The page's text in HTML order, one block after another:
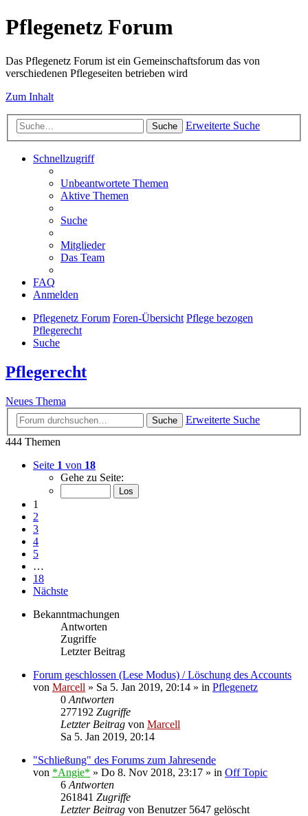
Pflegenetz Forum
Das Pflegenetz Forum ist ein Gemeinschaftsforum das von
verschiedenen Pflegeseiten betrieben wird
Zum Inhalt
Suche Erweiterte Suche
Schnellzugriff
Unbeantwortete Themen
Aktive Themen
Suche
Mitglieder
Das Team
FAQ
Anmelden
Pflegenetz Forum Foren-Übersicht Pflege bezogen
Pflegerecht
Suche
Pflegerecht
Neues Thema
Suche
Erweiterte Suche
444 Themen
Seite 1 von 18
Gehe zu Seite:
1
2
3
4
5
…
18
Nächste
Bekanntmachungen
Antworten
Zugriffe
Letzter Beitrag
Forum geschlossen (Lese Modus) / Löschung des Accounts
von Marcell » Sa 5. Jan 2019, 20:14 » in Pflegenetz
0 Antworten
277192 Zugriffe
Letzter Beitrag von Marcell
Sa 5. Jan 2019, 20:14
"Schließung" des Forums zum Jahresende
von *Angie* » Do 8. Nov 2018, 23:17 » in Off Topic
6 Antworten
261841 Zugriffe
Letzter Beitrag von Benutzer 5647 gelöscht